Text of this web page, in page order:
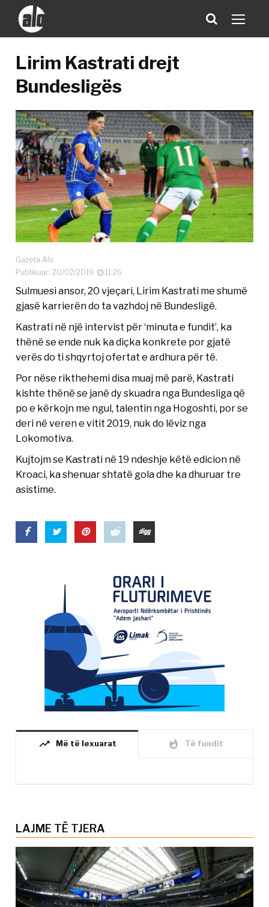
Lirim Kastrati drejt
Bundesligës
Gazeta Alo
Publikuar: 20/02/2019
11:26
Sulmuesi ansor, 20 vjeçari, Lirim Kastrati me shumë
gjasë karrierën do ta vazhdoj në Bundesligë.
Kastrati në një intervist për ‘minuta e fundit’, ka
thënë se ende nuk ka diçka konkrete por gjatë
verës do ti shqyrtoj ofertat e ardhura për të.
Por nëse rikthehemi disa muaj më parë, Kastrati
kishte thënë se janë dy skuadra nga Bundesliga që
po e kërkojn me ngul, talentin nga Hogoshti, por se
deri në veren e vitit 2019, nuk do lëviz nga
Lokomotiva.
Kujtojm se Kastrati në 19 ndeshje këtë edicion në
Kroaci, ka shenuar shtatë gola dhe ka dhuruar tre
asistime.
trending_up Më të lexuarat whatshot Të fundit
LAJME TË TJERA